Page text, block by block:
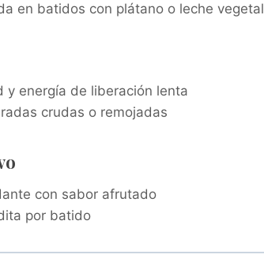
en batidos con plátano o leche vegetal
y energía de liberación lenta
crudas o remojadas
con sabor afrutado
por batido